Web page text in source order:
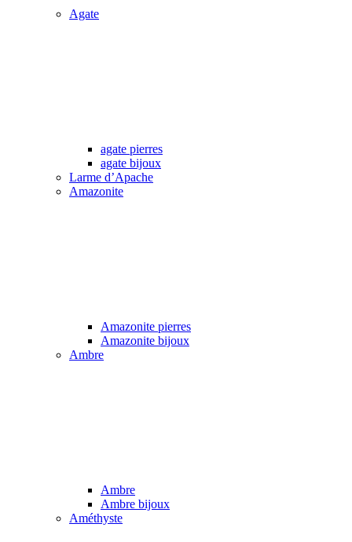
Agate
agate pierres
agate bijoux
Larme d’Apache
Amazonite
Amazonite pierres
Amazonite bijoux
Ambre
Ambre
Ambre bijoux
Améthyste